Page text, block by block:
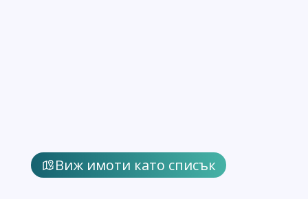
Виж имоти като списък